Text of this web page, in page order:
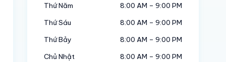
Thứ Năm
8:00 AM – 9:00 PM
Thứ Sáu
8:00 AM – 9:00 PM
Thứ Bảy
8:00 AM – 9:00 PM
Chủ Nhật
8:00 AM – 9:00 PM